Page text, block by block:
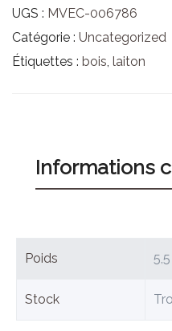
UGS : MVEC-006786
Catégorie : Uncategorized
Étiquettes : bois, laiton
Informations
Poids
Stock